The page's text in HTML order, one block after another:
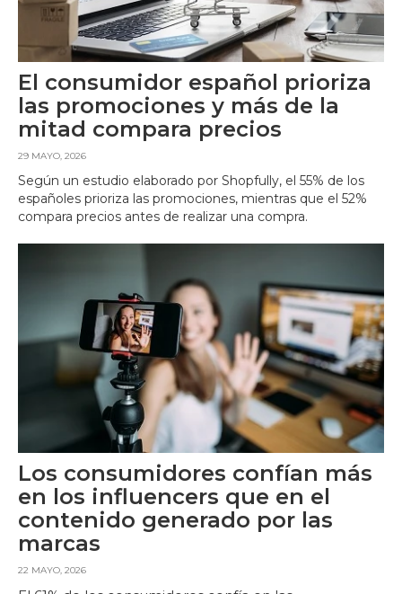
El consumidor español prioriza
las promociones y más de la
mitad compara precios
29 MAYO, 2026
Según un estudio elaborado por Shopfully, el 55% de los
españoles prioriza las promociones, mientras que el 52%
compara precios antes de realizar una compra.
Los consumidores confían más
en los influencers que en el
contenido generado por las
marcas
22 MAYO, 2026